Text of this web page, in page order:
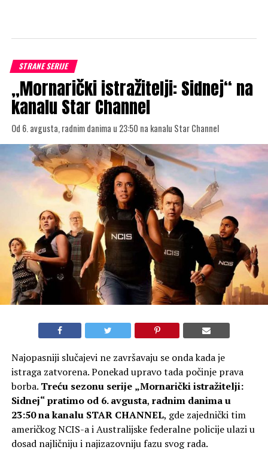
STRANE SERIJE
„Mornarički istražitelji: Sidnej“ na
kanalu Star Channel
Od 6. avgusta, radnim danima u 23:50 na kanalu Star Channel
Najopasniji slučajevi ne završavaju se onda kada je
istraga zatvorena. Ponekad upravo tada počinje prava
borba. Treću sezonu serije „Mornarički istražitelji:
Sidnej“pratimo od 6. avgusta, radnim danima u
23:50 na kanalu STAR CHANNEL, gde zajednički tim
američkog NCIS-a i Australijske federalne policije ulazi u
dosad najličniju i najizazovniju fazu svog rada.